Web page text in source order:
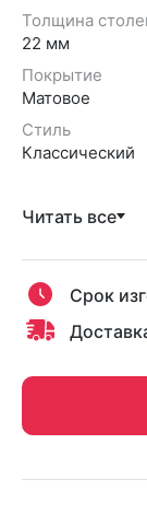
Толщина
22 мм
Покрытие
Матовое
Стиль
Классический
Читать все
Срок